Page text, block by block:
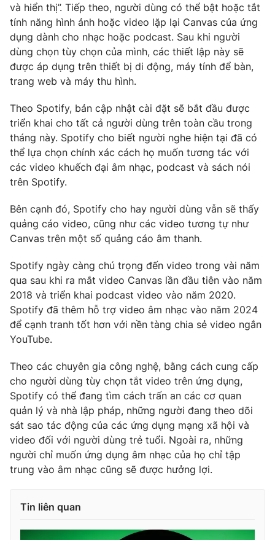
Photo Infographic
Video Shorts video
VTV Money VTV Thể thao
VTV Sức khoẻ Bất động sản
Thị trường 24h Tấm lòng Việt
VTV4
VTV9 VTV8
Liên hệ tòa soạn English
THỜI BÁO VTV
Theo dõi báo trên
Cơ quan chủ quản: Đài Truyền hình Việt Nam
Cơ quan báo chí: Thời báo VTV
Giấy phép hoạt động báo in và báo điện tử số 483/GP-BTTTT
cấp ngày 29/12/2023
Nguyễn Trọng Ninh
Tổng đài VTV:024.38 355 931 - 024.38 355 932
và hiển thị”. Tiếp theo, người dùng có thể bật hoặc tắt
tính năng hình ảnh hoặc video lặp lại Canvas của ứng
dụng dành cho nhạc hoặc podcast. Sau khi người
dùng chọn tùy chọn của mình, các thiết lập này sẽ
được áp dụng trên thiết bị di động, máy tính để bàn,
trang web và máy thu hình.
Theo Spotify, bản cập nhật cài đặt sẽ bắt đầu được
triển khai cho tất cả người dùng trên toàn cầu trong
tháng này. Spotify cho biết người nghe hiện tại đã có
thể lựa chọn chính xác cách họ muốn tương tác với
các video khuếch đại âm nhạc, podcast và sách nói
trên Spotify.
Bên cạnh đó, Spotify cho hay người dùng vẫn sẽ thấy
quảng cáo video, cũng như các video tương tự như
Canvas trên một số quảng cáo âm thanh.
Spotify ngày càng chú trọng đến video trong vài năm
qua sau khi ra mắt video Canvas lần đầu tiên vào năm
2018 và triển khai podcast video vào năm 2020.
Spotify đã thêm hỗ trợ video âm nhạc vào năm 2024
để cạnh tranh tốt hơn với nền tàng chia sẻ video ngắn
YouTube.
Theo các chuyên gia công nghệ, bằng cách cung cấp
cho người dùng tùy chọn tắt video trên ứng dụng,
Spotify có thể đang tìm cách trấn an các cơ quan
quản lý và nhà lập pháp, những người đang theo dõi
sát sao tác động của các ứng dụng mạng xã hội và
video đối với người dùng trẻ tuổi. Ngoài ra, những
người chỉ muốn ứng dụng âm nhạc của họ chỉ tập
trung vào âm nhạc cũng sẽ được hưởng lợi.
Tin liên quan